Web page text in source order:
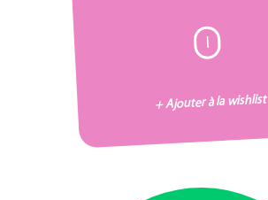
I
+ Ajouter à la wishlist